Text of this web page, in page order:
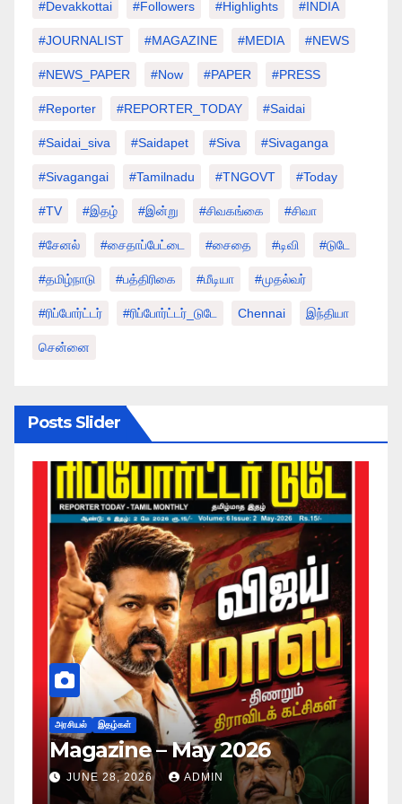
#devakkottai #followers #highlights #INDIA
#JOURNALIST #MAGAZINE #MEDIA #NEWS
#NEWS_PAPER #Now #PAPER #PRESS
#Reporter #REPORTER_TODAY #saidai
#saidai_siva #saidapet #Siva #Sivaganga
#sivagangai #tamilnadu #TNGOVT #today
#TV #இதழ் #இன்று #சிவகங்கை #சிவா
#சேனல் #சைதாப்பேட்டை #சைதை #டிவி #டுடே
#தமிழ்நாடு #பத்திரிகை #மீடியா #முதல்வர்
#ரிப்போர்ட்டர் #ரிப்போர்ட்டர்_டுடே Chennai இந்தியா
சென்னை
Posts Slider
அரசியல் இதழ்கள்
Magazine – May 2026
JUNE 28, 2026 ADMIN